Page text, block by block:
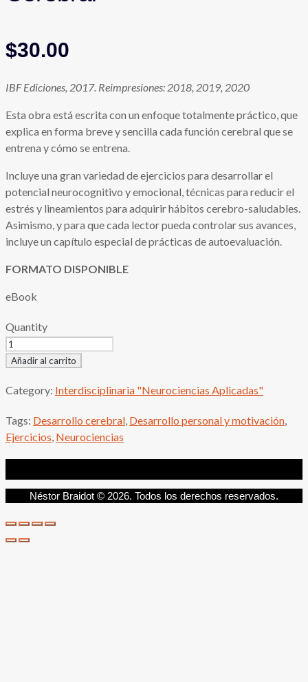
$30.00
IBF Ediciones, 2017. Reimpresiones: 2018, 2019, 2020
Esta obra está escrita con un enfoque totalmente práctico, que
explica en forma breve y sencilla cada función cerebral que se
entrena y cómo se entrena.
Incluye una gran variedad de ejercicios para desarrollar el
potencial neurocognitivo y emocional, técnicas para reducir el
estrés y lineamientos para adquirir hábitos cerebro-saludables.
Asimismo, y para que cada lector pueda controlar sus avances,
incluye un capítulo especial de prácticas de autoevaluación.
FORMATO DISPONIBLE
eBook
Quantity
Añadir al carrito
Category: Interdisciplinaria "Neurociencias Aplicadas"
Tags: Desarrollo cerebral, Desarrollo personal y motivación,
Ejercicios, Neurociencias
Néstor Braidot © 2026. Todos los derechos reservados.